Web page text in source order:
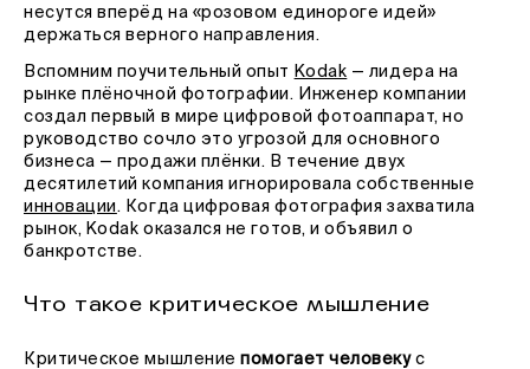
несутся вперёд на «розовом единороге идей»
держаться верного направления.
Вспомним поучительный опыт Kodak — лидера на
рынке плёночной фотографии. Инженер компании
создал первый в мире цифровой фотоаппарат, но
руководство сочло это угрозой для основного
бизнеса — продажи плёнки. В течение двух
десятилетий компания игнорировала собственные
инновации. Когда цифровая фотография захватила
рынок, Kodak оказался не готов, и объявил о
банкротстве.
Что такое критическое мышление
Критическое мышлениепомогает человекус